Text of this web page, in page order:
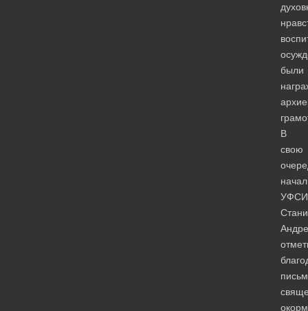
были
В
свою